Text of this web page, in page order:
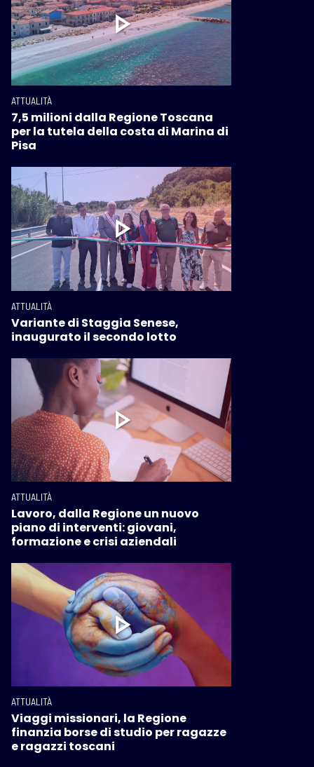
ATTUALITÀ
7,5 milioni dalla Regione Toscana
per la tutela della costa di Marina di
Pisa
ATTUALITÀ
Variante di Staggia Senese,
inaugurato il secondo lotto
ATTUALITÀ
Lavoro, dalla Regione un nuovo
piano di interventi: giovani,
formazione e crisi aziendali
ATTUALITÀ
Viaggi missionari, la Regione
finanzia borse di studio per ragazze
e ragazzi toscani